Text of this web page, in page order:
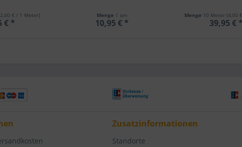
€ / 1 Meter)
€ *
Menge 1 qm
10,95 € *
Menge 10 Meter(4,00
39,95 € *
Zusatzinformationen
Standorte